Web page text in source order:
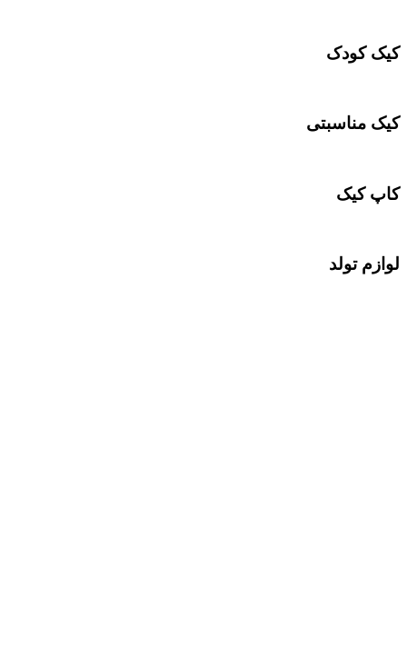
کیک کودک
کیک مناسبتی
کاپ کیک
لوازم تولد